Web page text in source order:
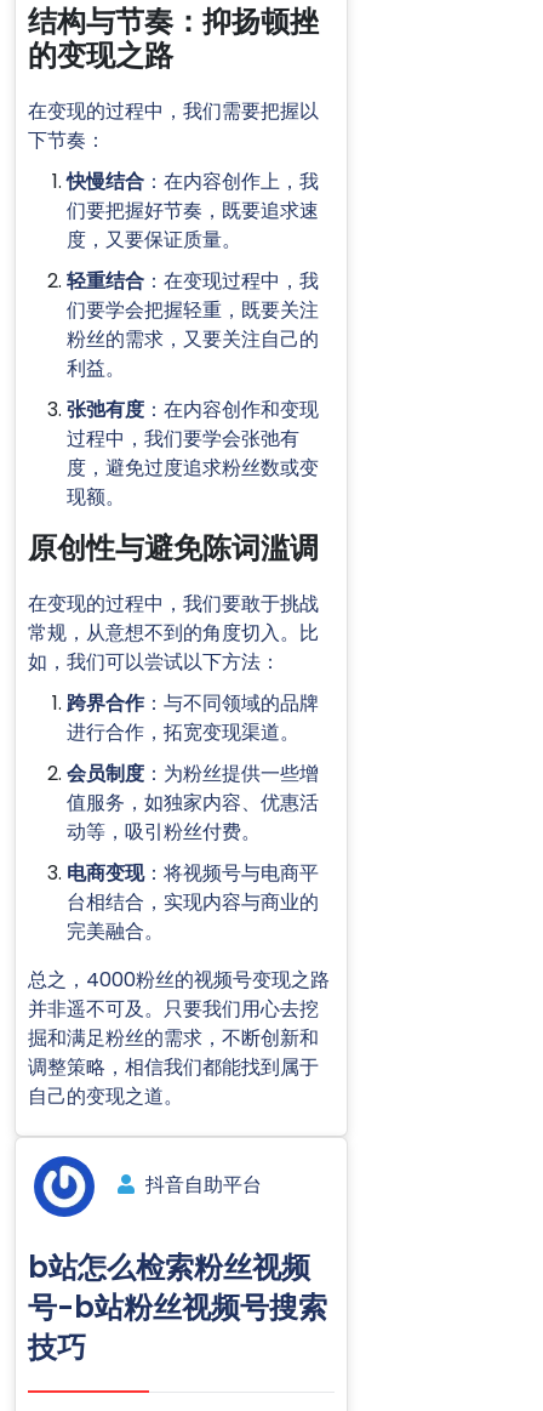
结构与节奏：抑扬顿挫
的变现之路
在变现的过程中，我们需要把握以
下节奏：
快慢结合 ：在内容创作上，我
们要把握好节奏，既要追求速
度，又要保证质量。
轻重结合 ：在变现过程中，我
们要学会把握轻重，既要关注
粉丝的需求，又要关注自己的
利益。
张弛有度 ：在内容创作和变现
过程中，我们要学会张弛有
度，避免过度追求粉丝数或变
现额。
原创性与避免陈词滥调
在变现的过程中，我们要敢于挑战
常规，从意想不到的角度切入。比
如，我们可以尝试以下方法：
跨界合作：与不同领域的品牌
进行合作，拓宽变现渠道。
会员制度 ：为粉丝提供一些增
值服务，如独家内容、优惠活
动等，吸引粉丝付费。
电商变现：将视频号与电商平
台相结合，实现内容与商业的
完美融合。
总之，4000粉丝的视频号变现之路
并非遥不可及。只要我们用心去挖
掘和满足粉丝的需求，不断创新和
调整策略，相信我们都能找到属于
自己的变现之道。
抖音自助平台
b站怎么检索粉丝视频
号-b站粉丝视频号搜索
技巧